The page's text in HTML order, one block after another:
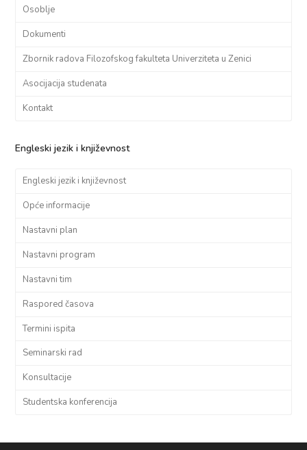
Osoblje
Dokumenti
Zbornik radova Filozofskog fakulteta Univerziteta u Zenici
Asocijacija studenata
Kontakt
Engleski jezik i književnost
Engleski jezik i književnost
Opće informacije
Nastavni plan
Nastavni program
Nastavni tim
Raspored časova
Termini ispita
Seminarski rad
Konsultacije
Studentska konferencija